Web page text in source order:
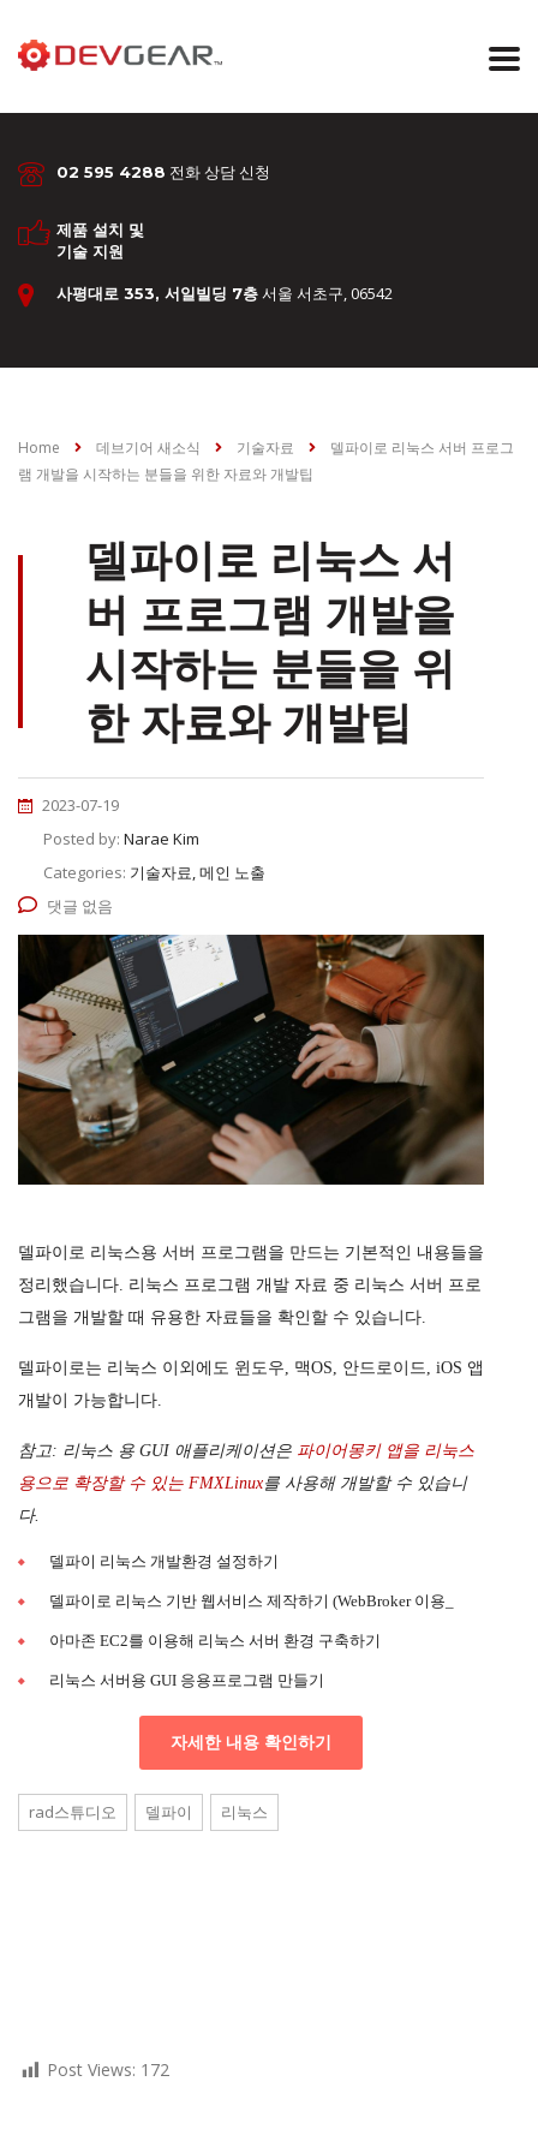
02 595 4288 전화 상담 신청
제품 설치 및
기술 지원
사평대로 353, 서일빌딩 7층서울 서초구, 06542
Home 데브기어 새소식 기술자료
델파이로 리눅스 서버 프로그
램 개발을 시작하는 분들을 위한 자료와 개발팁
델파이로 리눅스 서
버 프로그램 개발을
시작하는 분들을 위
한 자료와 개발팁
2023-07-19
Posted by: Narae Kim
Categories: 기술자료, 메인 노출
댓글 없음
델파이로 리눅스용 서버 프로그램을 만드는 기본적인 내용들을
정리했습니다. 리눅스 프로그램 개발 자료 중 리눅스 서버 프로
그램을 개발할 때 유용한 자료들을 확인할 수 있습니다.
델파이로는 리눅스 이외에도 윈도우, 맥OS, 안드로이드, iOS 앱
개발이 가능합니다.
참고: 리눅스 용 GUI 애플리케이션은 파이어몽키 앱을 리눅스
용으로 확장할 수 있는 FMXLinux를 사용해 개발할 수 있습니
다.
델파이 리눅스 개발환경 설정하기
델파이로 리눅스 기반 웹서비스 제작하기 (WebBroker 이용_
아마존 EC2를 이용해 리눅스 서버 환경 구축하기
리눅스 서버용 GUI 응용프로그램 만들기
자세한 내용 확인하기
rad스튜디오 델파이 리눅스
Post Views: 172